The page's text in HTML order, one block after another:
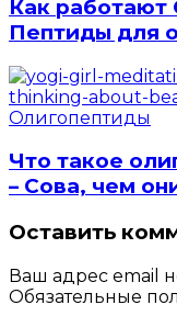
Как работают
Пептиды для
Олигопептиды
Что такое
– Сова, чем
Оставить
Ваш адрес email
Обязательные